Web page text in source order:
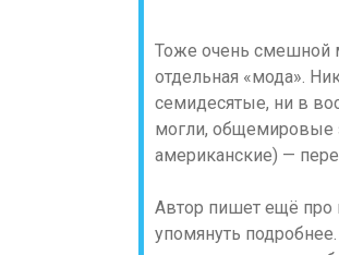
Тоже очень смешной
отдельная «мода».
семидесятые, ни в
могли, общемировые
американские) —
Автор пишет ещё про
упомянуть